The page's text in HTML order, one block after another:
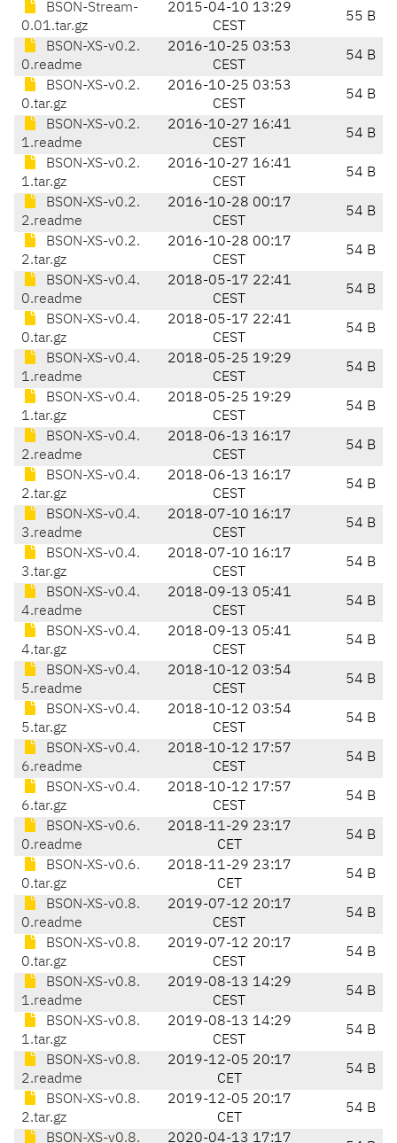
BSON-Stream-
0.01.tar.gz
2015-04-10 13:29
CEST
55 B
BSON-XS-v0.2.
0.readme
2016-10-25 03:53
CEST
54 B
BSON-XS-v0.2.
0.tar.gz
2016-10-25 03:53
CEST
54 B
BSON-XS-v0.2.
1.readme
2016-10-27 16:41
CEST
54 B
BSON-XS-v0.2.
1.tar.gz
2016-10-27 16:41
CEST
54 B
BSON-XS-v0.2.
2.readme
2016-10-28 00:17
CEST
54 B
BSON-XS-v0.2.
2.tar.gz
2016-10-28 00:17
CEST
54 B
BSON-XS-v0.4.
0.readme
2018-05-17 22:41
CEST
54 B
BSON-XS-v0.4.
0.tar.gz
2018-05-17 22:41
CEST
54 B
BSON-XS-v0.4.
1.readme
2018-05-25 19:29
CEST
54 B
BSON-XS-v0.4.
1.tar.gz
2018-05-25 19:29
CEST
54 B
BSON-XS-v0.4.
2.readme
2018-06-13 16:17
CEST
54 B
BSON-XS-v0.4.
2.tar.gz
2018-06-13 16:17
CEST
54 B
BSON-XS-v0.4.
3.readme
2018-07-10 16:17
CEST
54 B
BSON-XS-v0.4.
3.tar.gz
2018-07-10 16:17
CEST
54 B
BSON-XS-v0.4.
4.readme
2018-09-13 05:41
CEST
54 B
BSON-XS-v0.4.
4.tar.gz
2018-09-13 05:41
CEST
54 B
BSON-XS-v0.4.
5.readme
2018-10-12 03:54
CEST
54 B
BSON-XS-v0.4.
5.tar.gz
2018-10-12 03:54
CEST
54 B
BSON-XS-v0.4.
6.readme
2018-10-12 17:57
CEST
54 B
BSON-XS-v0.4.
6.tar.gz
2018-10-12 17:57
CEST
54 B
BSON-XS-v0.6.
0.readme
2018-11-29 23:17
CET
54 B
BSON-XS-v0.6.
0.tar.gz
2018-11-29 23:17
CET
54 B
BSON-XS-v0.8.
0.readme
2019-07-12 20:17
CEST
54 B
BSON-XS-v0.8.
0.tar.gz
2019-07-12 20:17
CEST
54 B
BSON-XS-v0.8.
1.readme
2019-08-13 14:29
CEST
54 B
BSON-XS-v0.8.
1.tar.gz
2019-08-13 14:29
CEST
54 B
BSON-XS-v0.8.
2.readme
2019-12-05 20:17
CET
54 B
BSON-XS-v0.8.
2.tar.gz
2019-12-05 20:17
CET
54 B
BSON-XS-v0.8. 2020-04-13 17:17